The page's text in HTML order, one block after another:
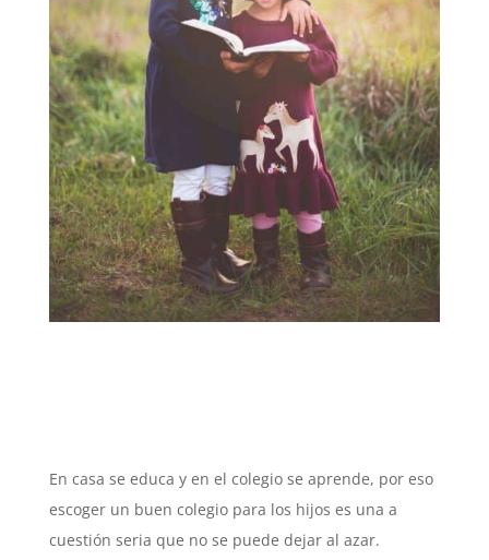
En casa se educa y en el colegio se aprende, por eso
escoger un buen colegio para los hijos es una a
cuestión seria que no se puede dejar al azar.